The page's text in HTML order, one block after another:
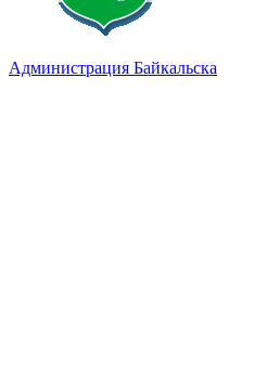
Администрация Байкальска